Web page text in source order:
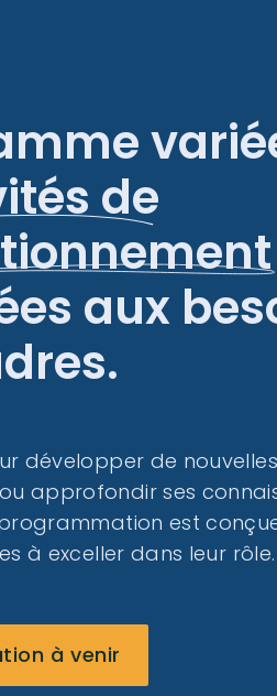
de
aux
développer de nouvelles
approfondir ses
est
à exceller dans leur rôle.
à venir